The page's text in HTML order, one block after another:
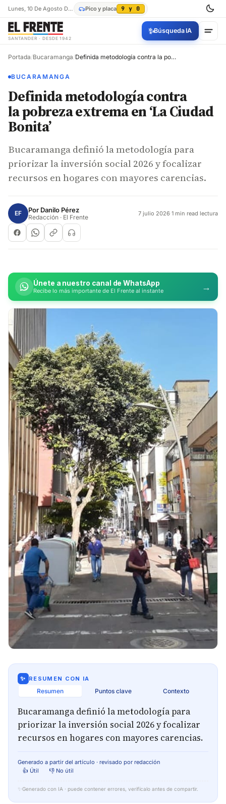
Lunes, 10 De Agosto De 2026 Pico y placa 9 y 0
SANTANDER · DESDE 1942
✨Búsqueda IA
Portada/Bucaramanga/ Definida metodología contra la pobreza extrema en ‘La Ciudad Bonita’
BUCARAMANGA
Definida metodología contra
la pobreza extrema en ‘La Ciudad
Bonita’
Bucaramanga definió la metodología para
priorizar la inversión social 2026 y focalizar
recursos en hogares con mayores carencias.
EF Por Danilo Pérez
Redacción · El Frente 7 julio 2026·1 min read lectura
Únete a nuestro canal de WhatsApp
Recibe lo más importante de El Frente al instante →
✨ RESUMEN CON IA
Resumen Puntos clave Contexto
Bucaramanga definió la metodología para
priorizar la inversión social 2026 y focalizar
recursos en hogares con mayores carencias.
Generado a partir del artículo · revisado por redacción
👍 Útil
👎 No útil
✨ Generado con IA · puede contener errores, verifícalo antes de compartir.